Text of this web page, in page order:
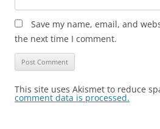
Save my name, email, and
the next time I comment.
This site uses Akismet to reduce
comment data is processed.